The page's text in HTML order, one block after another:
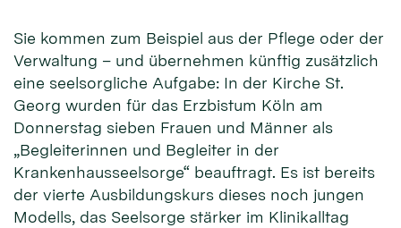
Sie kommen zum Beispiel aus der Pflege oder der
Verwaltung – und übernehmen künftig zusätzlich
eine seelsorgliche Aufgabe: In der Kirche St.
Georg wurden für das Erzbistum Köln am
Donnerstag sieben Frauen und Männer als
„Begleiterinnen und Begleiter in der
Krankenhausseelsorge“ beauftragt. Es ist bereits
der vierte Ausbildungskurs dieses noch jungen
Modells, das Seelsorge stärker im Klinikalltag